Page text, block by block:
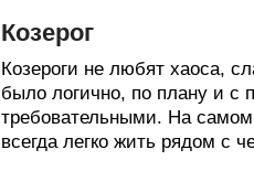
Козерог
Козероги не любят хаоса,
было логично, по плану и с
требовательными. На самом
всегда легко жить рядом с